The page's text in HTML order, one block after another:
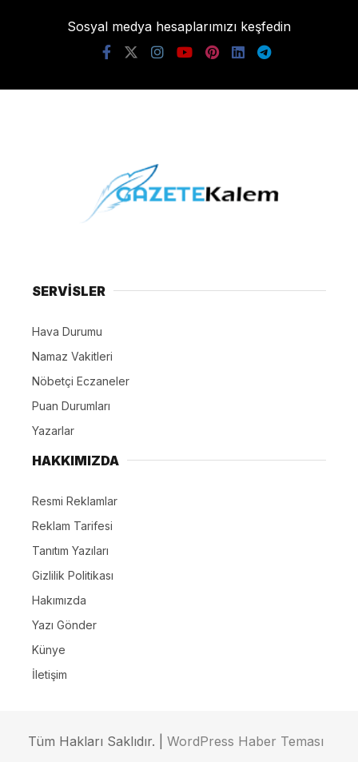
Sosyal medya hesaplarımızı keşfedin
SERVİSLER
Hava Durumu
Namaz Vakitleri
Nöbetçi Eczaneler
Puan Durumları
Yazarlar
HAKKIMIZDA
Resmi Reklamlar
Reklam Tarifesi
Tanıtım Yazıları
Gizlilik Politikası
Hakımızda
Yazı Gönder
Künye
İletişim
Tüm Hakları Saklıdır. | WordPress Haber Teması